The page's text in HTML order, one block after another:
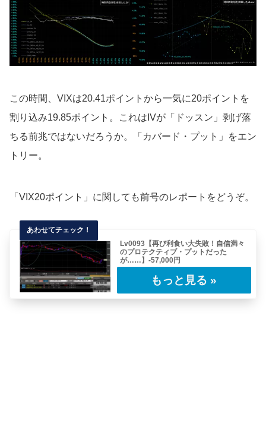
この時間、VIXは20.41ポイントから一気に20ポイントを
割り込み19.85ポイント。これはIVが「ドッスン」剥げ落
ちる前兆ではないだろうか。「カバード・プット」をエン
トリー。
「VIX20ポイント」に関しても前号のレポートをどうぞ。
Lv0093【再び利食い大失敗！自信満々
のプロテクティブ・プットだった
が……】-57,000円
ーケットは珍しい。レポートの前半部分は確信